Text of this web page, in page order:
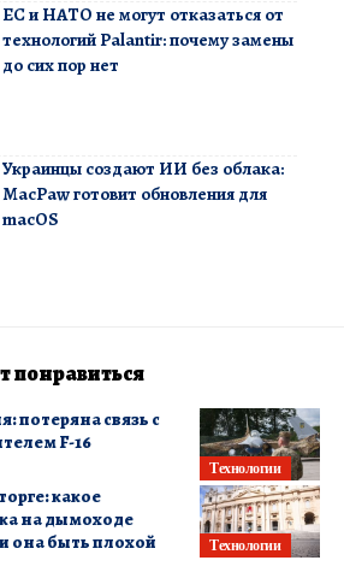
ЕС и НАТО не могут отказаться от
технологий Palantir: почему замены
до сих пор нет
Украинцы создают ИИ без облака:
MacPaw готовит обновления для
macOS
понравиться
Технологии
потеряна связь с
F-16
Технологии
какое
на дымоходе
она быть плохой